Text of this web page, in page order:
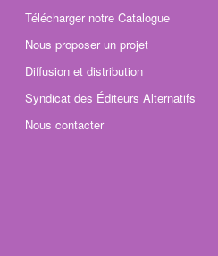
Télécharger notre Catalogue
Nous proposer un projet
Diffusion et distribution
Syndicat des Éditeurs Alternatifs
Nous contacter